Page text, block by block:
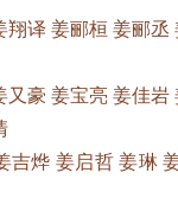
翔译 姜郦桓 姜郦
又豪 姜宝亮 姜佳
吉烨 姜启哲 姜琳